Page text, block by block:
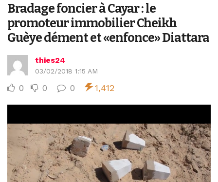
Bradage foncier à Cayar : le
promoteur immobilier Cheikh
Guèye dément et «enfonce» Diattara
thies24
03/02/2018 1:15 AM
0 0 0 1,412